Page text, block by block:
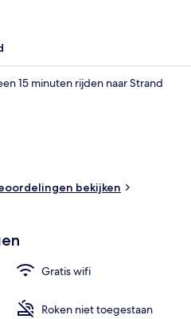
15 minuten rijden naar Strand
bekijken
Gratis wifi
Roken niet toegestaan